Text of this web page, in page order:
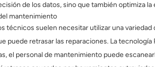
de los datos, sino que también optimiza
mantenimiento
técnicos suelen necesitar utilizar una
puede retrasar las reparaciones. La
el personal de mantenimiento puede